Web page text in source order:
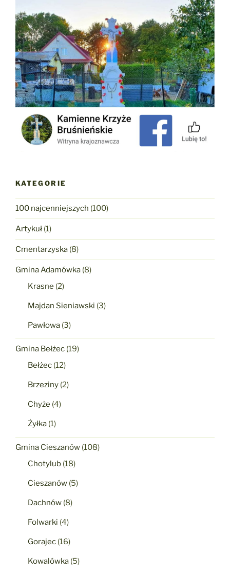
KATEGORIE
100 najcenniejszych (100)
Artykuł (1)
Cmentarzyska (8)
Gmina Adamówka (8)
Krasne (2)
Majdan Sieniawski (3)
Pawłowa (3)
Gmina Bełżec (19)
Bełżec (12)
Brzeziny (2)
Chyże (4)
Żyłka (1)
Gmina Cieszanów (108)
Chotylub (18)
Cieszanów (5)
Dachnów (8)
Folwarki (4)
Gorajec (16)
Kowalówka (5)